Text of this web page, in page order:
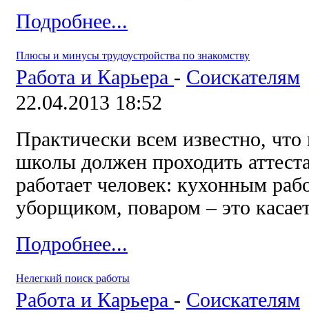
Подробнее...
Плюсы и минусы трудоустройства по знакомству
Работа и Карьера - Соискателям
22.04.2013 18:52
Практически всем известно,
школы должен проходить
работает человек: кухонным
уборщиком, поваром – это
Подробнее...
Нелегкий поиск работы
Работа и Карьера - Соискателям